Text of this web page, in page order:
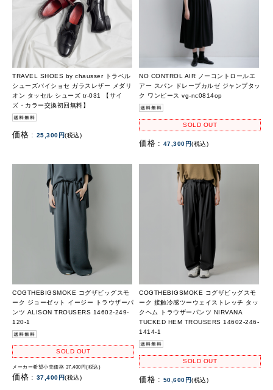
TRAVEL SHOES by chausser トラベル
シューズバイショセ ガラスレザー メダリ
オン タッセル シューズ tr-031 【サイ
ズ・カラー交換初回無料】
価格 : 25,300円(税込)
NO CONTROL AIR ノーコントロールエ
アー スパン ドレープカルゼ ジャンプタッ
ク ワンピース vg-nc0814op
SOLD OUT
価格 : 47,300円(税込)
COGTHEBIGSMOKE コグザビッグスモ
ーク ジョーゼット イージー トラウザーパ
ンツ ALISON TROUSERS 14602-249-
120-1
SOLD OUT
メーカー希望小売価格 37,400円(税込)
価格 : 37,400円(税込)
COGTHEBIGSMOKE コグザビッグスモ
ーク 接触冷感ツーウェイストレッチ タッ
クヘム トラウザーパンツ NIRVANA
TUCKED HEM TROUSERS 14602-246-
1414-1
SOLD OUT
価格 : 50,600円(税込)